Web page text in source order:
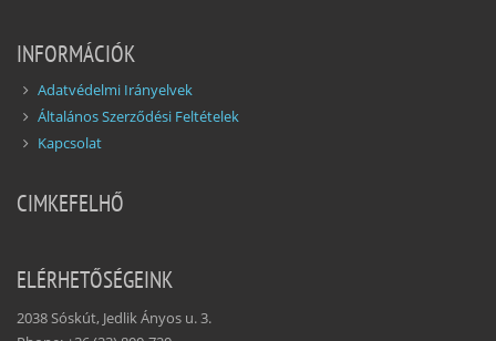
INFORMÁCIÓK
Adatvédelmi Irányelvek
Általános Szerződési Feltételek
Kapcsolat
CIMKEFELHŐ
ELÉRHETŐSÉGEINK
2038 Sóskút, Jedlik Ányos u. 3.